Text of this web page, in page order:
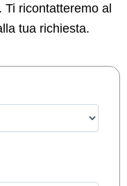
ricontatteremo al
tua richiesta.